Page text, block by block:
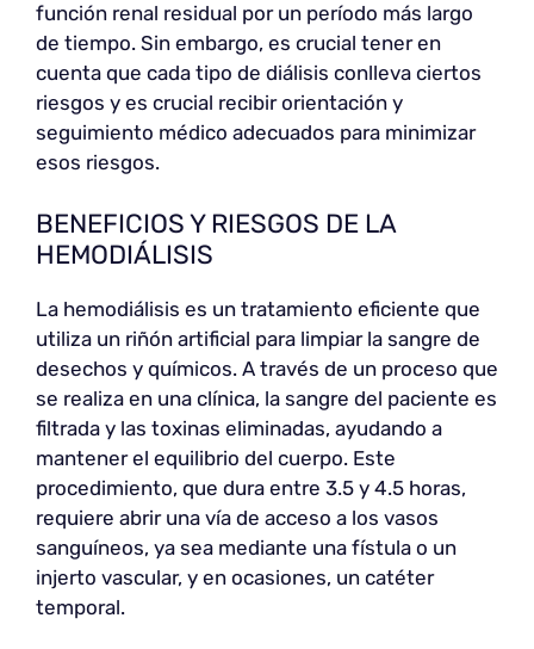
función renal residual por un período más largo
de tiempo. Sin embargo, es crucial tener en
cuenta que cada tipo de diálisis conlleva ciertos
riesgos y es crucial recibir orientación y
seguimiento médico adecuados para minimizar
esos riesgos.
BENEFICIOS Y RIESGOS DE LA
HEMODIÁLISIS
La hemodiálisis es un tratamiento eficiente que
utiliza un riñón artificial para limpiar la sangre de
desechos y químicos. A través de un proceso que
se realiza en una clínica, la sangre del paciente es
filtrada y las toxinas eliminadas, ayudando a
mantener el equilibrio del cuerpo. Este
procedimiento, que dura entre 3.5 y 4.5 horas,
requiere abrir una vía de acceso a los vasos
sanguíneos, ya sea mediante una fístula o un
injerto vascular, y en ocasiones, un catéter
temporal.